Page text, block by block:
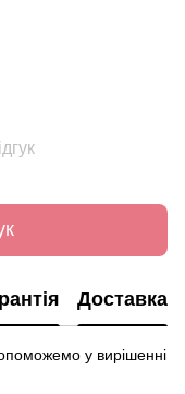
Доставка
у вирішенні